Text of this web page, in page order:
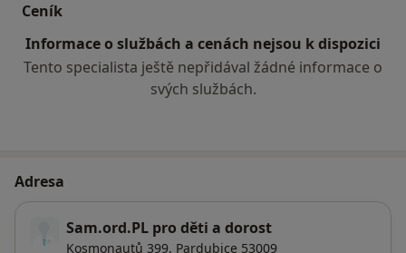
Ceník
Informace o službách a cenách nejsou k dispozici
Tento specialista ještě nepřidával žádné informace o
svých službách.
Adresa
Sam.ord.PL pro děti a dorost
Kosmonautů 399, Pardubice 53009